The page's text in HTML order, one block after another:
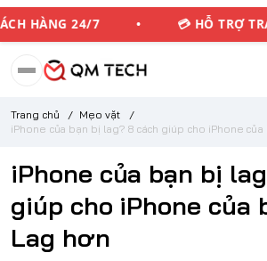
HÀNG 24/7 • 💳 HỖ TRỢ
Trang chủ / Mẹo vặt
/
iPhone của bạn bị lag? 8 cách giúp cho iPhone
iPhone của bạn bị
giúp cho iPhone của
Lag hơn